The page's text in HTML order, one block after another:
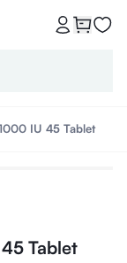
IU 45 Tablet
Tablet